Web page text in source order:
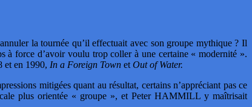
la tournée qu’il effectuait avec son groupe mythique ? Il
à force d’avoir voulu trop coller à une certaine « modernité ».
et en 1990, In a Foreign Town etOut of Water.
mitigées quant au résultat, certains n’appréciant pas ce
plus orientée « groupe », et Peter HAMMILL y maîtrisait